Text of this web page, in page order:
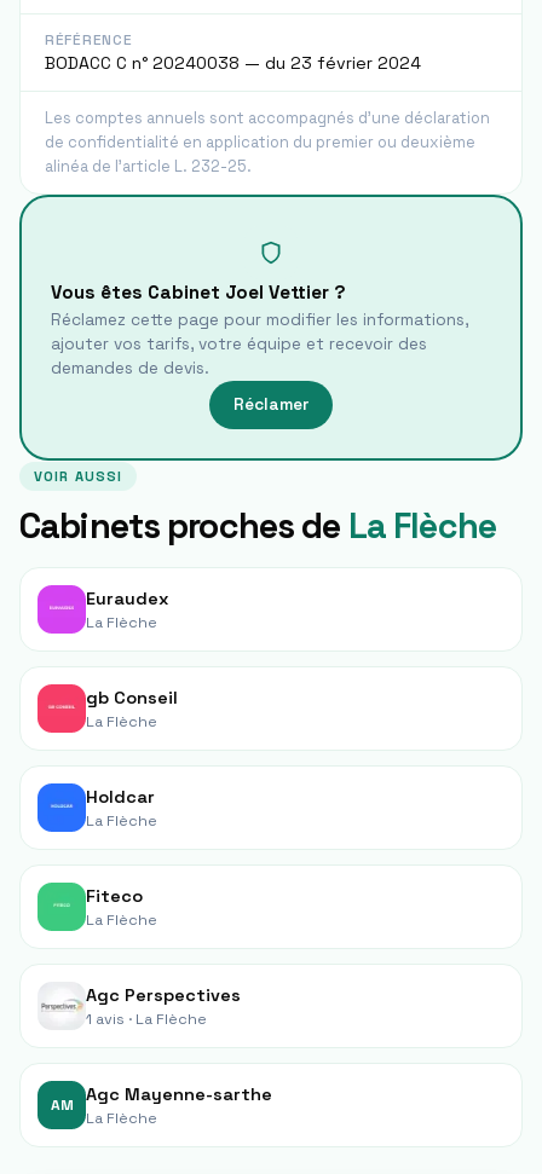
RÉFÉRENCE
BODACC C n° 20240038 — du 23 février 2024
Les comptes annuels sont accompagnés d'une déclaration
de confidentialité en application du premier ou deuxième
alinéa de l'article L. 232-25.
Vous êtes Cabinet Joel Vettier ?
Réclamez cette page pour modifier les informations,
ajouter vos tarifs, votre équipe et recevoir des
demandes de devis.
Réclamer
VOIR AUSSI
Cabinets proches de La Flèche
Euraudex
La Flèche
gb Conseil
La Flèche
Holdcar
La Flèche
Fiteco
La Flèche
Agc Perspectives
1 avis · La Flèche
AM
Agc Mayenne-sarthe
La Flèche